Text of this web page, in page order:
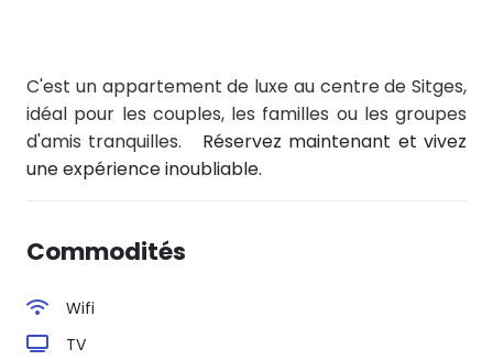
C'est un appartement de luxe au centre de Sitges,
idéal pour les couples, les familles ou les groupes
d'amis tranquilles.
Réservez maintenant et vivez
une expérience inoubliable.
Commodités
Wifi
TV